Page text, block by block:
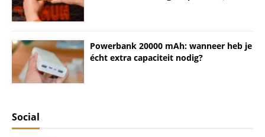
Powerbank 20000 mAh: wanneer heb je
écht extra capaciteit nodig?
Social